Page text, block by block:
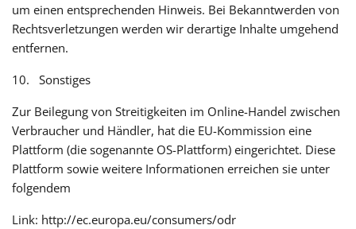
um einen entsprechenden Hinweis. Bei Bekanntwerden von
Rechtsverletzungen werden wir derartige Inhalte umgehend
entfernen.
10. Sonstiges
Zur Beilegung von Streitigkeiten im Online-Handel zwischen
Verbraucher und Händler, hat die EU-Kommission eine
Plattform (die sogenannte OS-Plattform) eingerichtet. Diese
Plattform sowie weitere Informationen erreichen sie unter
folgendem
Link: http://ec.europa.eu/consumers/odr